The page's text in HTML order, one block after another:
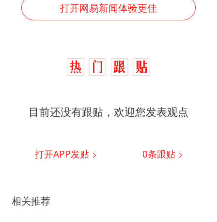
打开网易新闻体验更佳
目前还没有跟贴，欢迎您发表观点
打开APP发贴 0条跟贴
相关推荐